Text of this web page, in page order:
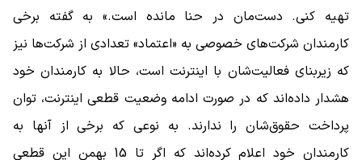
تهیه کنی. دست‌مان در حنا مانده است.» به گفته برخی
کارمندان شرکت‌های خصوصی به «اعتماد» تعدادی از شرکت‌ها نیز
که زیربنای فعالیت‌شان با اینترنت است، حالا به کارمندان خود
هشدار داده‌اند که در صورت ادامه وضعیت قطعی اینترنت، توان
پرداخت حقوق‌شان را ندارند. به نوعی که برخی از آنها به
کارمندان خود اعلام کرده‌اند که اگر تا 15 بهمن این قطعی